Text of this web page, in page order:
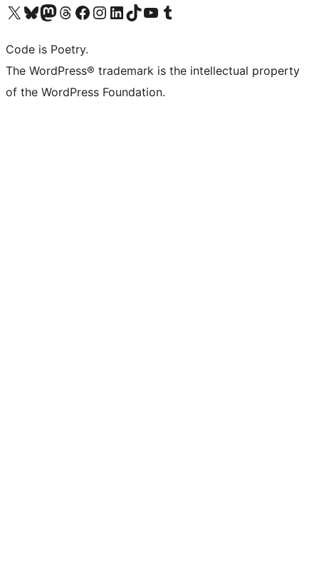
Visita il nostro account X (ex Twitter)
Visita il nostro account Bluesky
Visita il nostro account Mastodon
Visita il nostro account Threads
Visita la nostra pagina Facebook
Visita il nostro account Instagram
Visita il nostro account LinkedIn
Visita il nostro account TikTok
Visita il nostro canale YouTube
Visita il nostro account Tumblr
Code is Poetry.
The WordPress® trademark is the intellectual property
of the WordPress Foundation.